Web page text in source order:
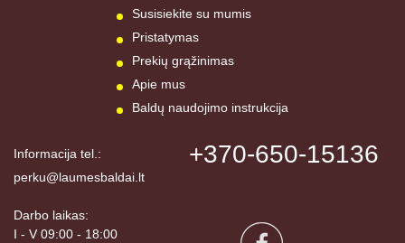
Susisiekite su mumis
Pristatymas
Prekių grąžinimas
Apie mus
Baldų naudojimo instrukcija
Informacija tel.: +370-650-15136
perku@laumesbaldai.lt
Darbo laikas:
I - V 09:00 - 18:00